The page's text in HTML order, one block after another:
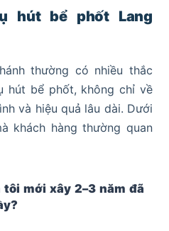
hút bể phốt Lang
thường có nhiều thắc
hút bể phốt, không chỉ về
và hiệu quả lâu dài. Dưới
khách hàng thường quan
tôi mới xây 2–3 năm đã